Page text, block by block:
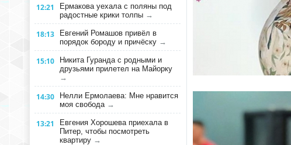
12:21
Ермакова уехала с поляны под
радостные крики толпы →
18:13
Евгений Ромашов привёл в
порядок бороду и причёску →
15:10
Никита Гуранда с родными и
друзьями прилетел на Майорку
→
14:30
Нелли Ермолаева: Мне нравится
моя свобода →
13:21
Евгения Хорошева приехала в
Питер, чтобы посмотреть
квартиру →